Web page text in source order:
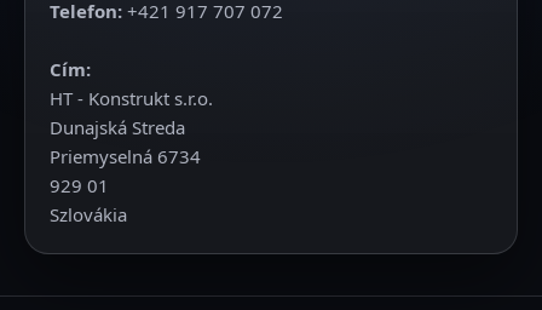
Telefon: +421 917 707 072
Cím:
HT - Konstrukt s.r.o.
Dunajská Streda
Priemyselná 6734
929 01
Szlovákia